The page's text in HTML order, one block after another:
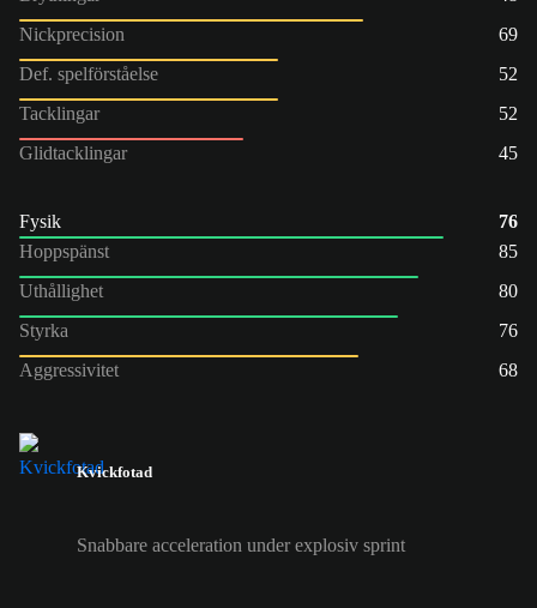
Nickprecision
69
Def. spelförståelse
52
Tacklingar
52
Glidtacklingar
45
Fysik
76
Hoppspänst
85
Uthållighet
80
Styrka
76
Aggressivitet
68
Kvickfotad
Snabbare acceleration under explosiv sprint